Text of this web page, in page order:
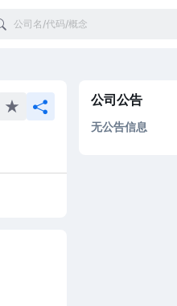
Search
公司公告
无公告信息